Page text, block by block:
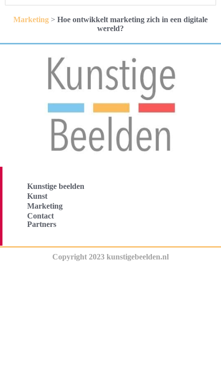
Marketing > Hoe ontwikkelt marketing zich in een digitale
wereld?
Kunstige beelden
Kunst
Marketing
Contact
Partners
Copyright 2023 kunstigebeelden.nl